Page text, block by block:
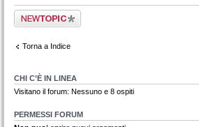
Scrivi un nuovo
argomento
Torna a Indice
CHI C’È IN LINEA
Visitano il forum: Nessuno e 8 ospiti
PERMESSI FORUM